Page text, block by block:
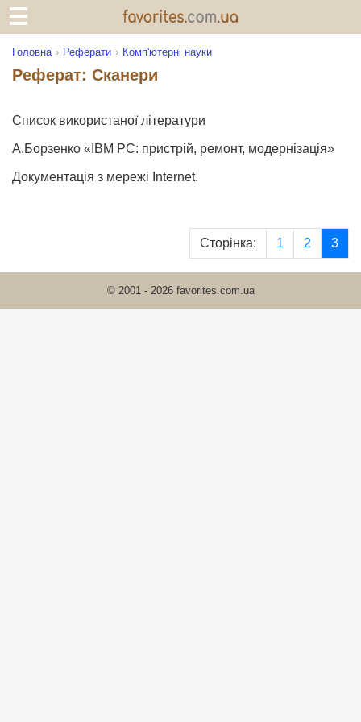
Головна Реферати Комп'ютерні науки
Реферат: Сканери
Список використаної літератури
А.Борзенко «IBM PC: пристрій, ремонт, модернізація»
Документація з мережі Internet.
Сторінка: 1 2 3
© 2001 - 2026 favorites.com.ua